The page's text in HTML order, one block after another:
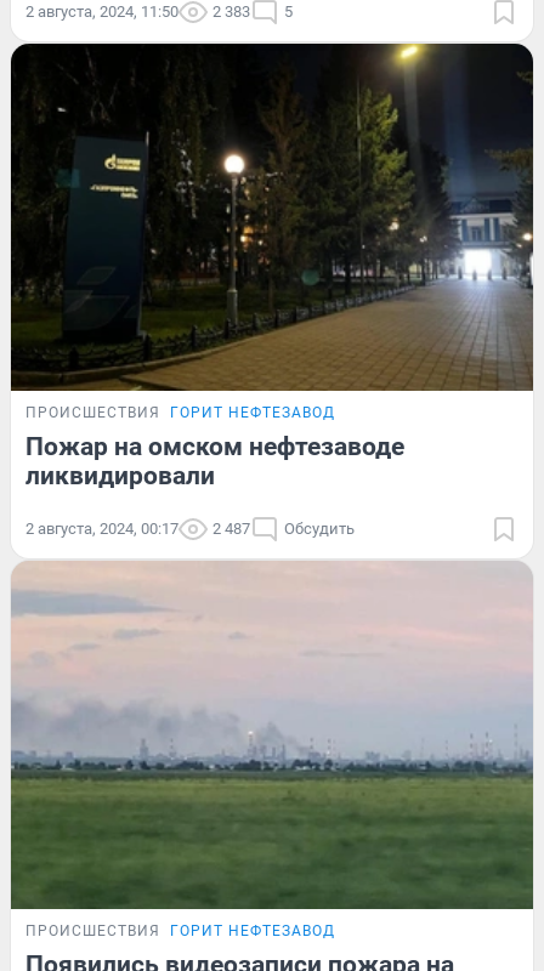
2 августа, 2024, 11:50 2 383 5
ПРОИСШЕСТВИЯ ГОРИТ НЕФТЕЗАВОД
Пожар на омском нефтезаводе
ликвидировали
2 августа, 2024, 00:17 2 487 Обсудить
ПРОИСШЕСТВИЯ ГОРИТ НЕФТЕЗАВОД
Появились видеозаписи пожара на